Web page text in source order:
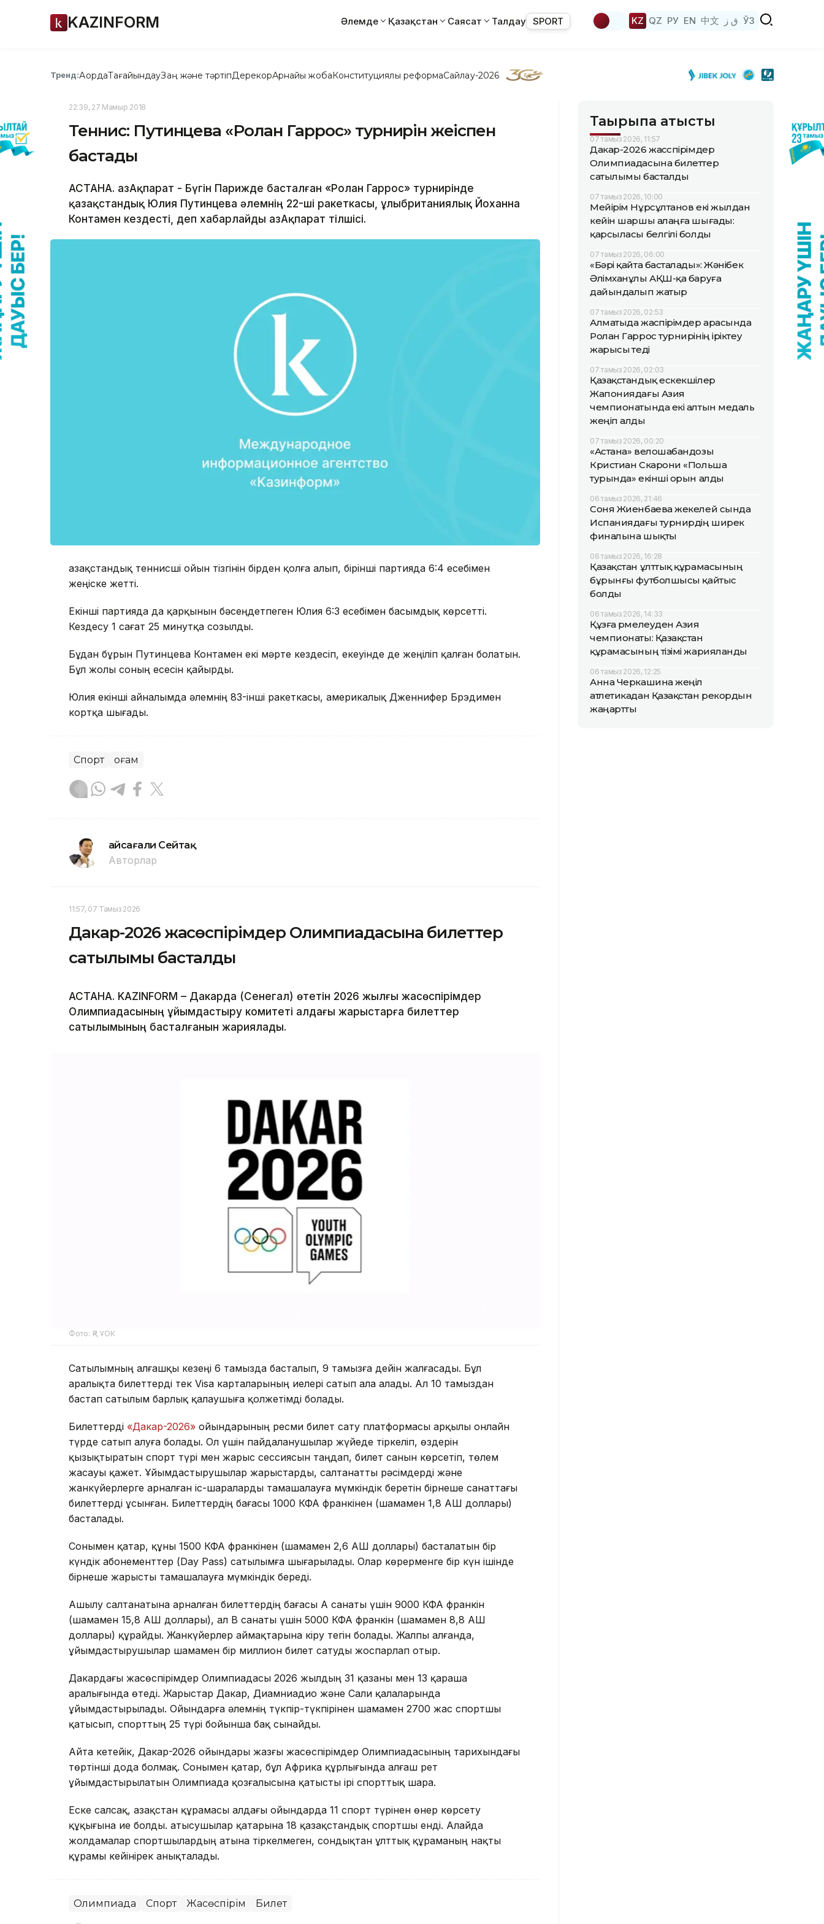
KAZINFORM Әлемде Қазақстан Саясат Талдау SPORT KZ QZ РУ EN 中文 ق ز ЎЗ
Тренд:АқордаТағайындауЗаң және тәртіпДерекқорАрнайы жобаКонституциялық реформаСайлау-2026
22:39, 27 Мамыр 2018
Теннис: Путинцева «Ролан Гаррос» турнирін жеңіспен
бастады
АСТАНА. ҚазАқпарат - Бүгін Парижде басталған «Ролан Гаррос» турнирінде
қазақстандық Юлия Путинцева әлемнің 22-ші ракеткасы, ұлыбританиялық Йоханна
Контамен кездесті, деп хабарлайды ҚазАқпарат тілшісі.
Қазақстандық теннисші ойын тізгінін бірден қолға алып, бірінші партияда 6:4 есебімен
жеңіске жетті.
Екінші партияда да қарқынын бәсеңдетпеген Юлия 6:3 есебімен басымдық көрсетті.
Кездесу 1 сағат 25 минутқа созылды.
Бұдан бұрын Путинцева Контамен екі мәрте кездесіп, екеуінде де жеңіліп қалған болатын.
Бұл жолы соның есесін қайырды.
Юлия екінші айналымда әлемнің 83-інші ракеткасы, америкалық Дженнифер Брэдимен
кортқа шығады.
Спорт Қоғам
Ғайсағали Сейтақ
Авторлар
11:57, 07 Тамыз 2026
Дакар-2026 жасөспірімдер Олимпиадасына билеттер
сатылымы басталды
АСТАНА. KAZINFORM – Дакарда (Сенегал) өтетін 2026 жылғы жасөспірімдер
Олимпиадасының ұйымдастыру комитеті алдағы жарыстарға билеттер
сатылымының басталғанын жариялады.
Фото: ҚР ҰОК
Сатылымның алғашқы кезеңі 6 тамызда басталып, 9 тамызға дейін жалғасады. Бұл
аралықта билеттерді тек Visa карталарының иелері сатып ала алады. Ал 10 тамыздан
бастап сатылым барлық қалаушыға қолжетімді болады.
Билеттерді «Дакар-2026» ойындарының ресми билет сату платформасы арқылы онлайн
түрде сатып алуға болады. Ол үшін пайдаланушылар жүйеде тіркеліп, өздерін
қызықтыратын спорт түрі мен жарыс сессиясын таңдап, билет санын көрсетіп, төлем
жасауы қажет. Ұйымдастырушылар жарыстарды, салтанатты рәсімдерді және
жанкүйерлерге арналған іс-шараларды тамашалауға мүмкіндік беретін бірнеше санаттағы
билеттерді ұсынған. Билеттердің бағасы 1000 КФА франкінен (шамамен 1,8 АҚШ доллары)
басталады.
Сонымен қатар, құны 1500 КФА франкінен (шамамен 2,6 АҚШ доллары) басталатын бір
күндік абонементтер (Day Pass) сатылымға шығарылады. Олар көрерменге бір күн ішінде
бірнеше жарысты тамашалауға мүмкіндік береді.
Ашылу салтанатына арналған билеттердің бағасы А санаты үшін 9000 КФА франкін
(шамамен 15,8 АҚШ доллары), ал B санаты үшін 5000 КФА франкін (шамамен 8,8 АҚШ
доллары) құрайды. Жанкүйерлер аймақтарына кіру тегін болады. Жалпы алғанда,
ұйымдастырушылар шамамен бір миллион билет сатуды жоспарлап отыр.
Дакардағы жасөспірімдер Олимпиадасы 2026 жылдың 31 қазаны мен 13 қараша
аралығында өтеді. Жарыстар Дакар, Диамниадио және Сали қалаларында
ұйымдастырылады. Ойындарға әлемнің түкпір-түкпірінен шамамен 2700 жас спортшы
қатысып, спорттың 25 түрі бойынша бақ сынайды.
Айта кетейік, Дакар-2026 ойындары жазғы жасөспірімдер Олимпиадасының тарихындағы
төртінші дода болмақ. Сонымен қатар, бұл Африка құрлығында алғаш рет
ұйымдастырылатын Олимпиада қозғалысына қатысты ірі спорттық шара.
Еске салсақ, Қазақстан құрамасы алдағы ойындарда 11 спорт түрінен өнер көрсету
құқығына ие болды. Қатысушылар қатарына 18 қазақстандық спортшы енді. Алайда
жолдамалар спортшылардың атына тіркелмеген, сондықтан ұлттық құраманың нақты
құрамы кейінірек анықталады.
Олимпиада Спорт Жасөспірім Билет
Тақырыпқа қатысты
07 тамыз 2026, 11:57
Дакар-2026 жасөспірімдер
Олимпиадасына билеттер
сатылымы басталды
07 тамыз 2026, 10:00
Мейірім Нұрсұлтанов екі жылдан
кейін шаршы алаңға шығады:
қарсыласы белгілі болды
07 тамыз 2026, 06:00
«Бәрі қайта басталады»: Жәнібек
Әлімханұлы АҚШ-қа баруға
дайындалып жатыр
07 тамыз 2026, 02:53
Алматыда жаөспірімдер арасында
Ролан Гаррос турнирінің іріктеу
жарысы өтеді
07 тамыз 2026, 02:03
Қазақстандық ескекшілер
Жапониядағы Азия
чемпионатында екі алтын медаль
жеңіп алды
07 тамыз 2026, 00:20
«Астана» велошабандозы
Кристиан Скарони «Польша
турында» екінші орын алды
06 тамыз 2026, 21:46
Соня Жиенбаева жекелей сында
Испаниядағы турнирдің ширек
финалына шықты
06 тамыз 2026, 16:28
Қазақстан ұлттық құрамасының
бұрынғы футболшысы қайтыс
болды
06 тамыз 2026, 14:33
Құзға өрмелеуден Азия
чемпионаты: Қазақстан
құрамасының тізімі жарияланды
06 тамыз 2026, 12:25
Анна Черкашина жеңіл
атлетикадан Қазақстан рекордын
жаңартты